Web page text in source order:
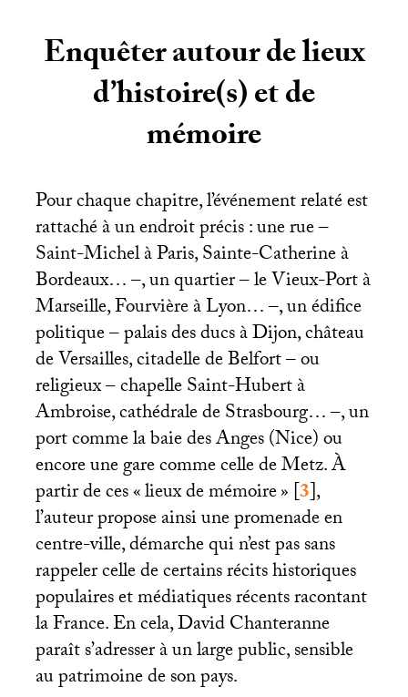
Enquêter autour de lieux
d’histoire(s) et de
mémoire
Pour chaque chapitre, l’événement relaté est
rattaché à un endroit précis : une rue –
Saint-Michel à Paris, Sainte-Catherine à
Bordeaux… –, un quartier – le Vieux-Port à
Marseille, Fourvière à Lyon… –, un édifice
politique – palais des ducs à Dijon, château
de Versailles, citadelle de Belfort – ou
religieux – chapelle Saint-Hubert à
Ambroise, cathédrale de Strasbourg… –, un
port comme la baie des Anges (Nice) ou
encore une gare comme celle de Metz. À
partir de ces «lieux de mémoire»[3],
l’auteur propose ainsi une promenade en
centre-ville, démarche qui n’est pas sans
rappeler celle de certains récits historiques
populaires et médiatiques récents racontant
la France. En cela, David Chanteranne
paraît s’adresser à un large public, sensible
au patrimoine de son pays.